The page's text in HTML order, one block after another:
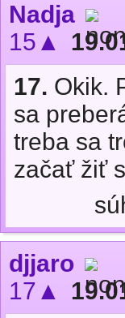
Nadja
15▲
17. Okik.
sa
treba sa
začať žiť
djjaro
17▲